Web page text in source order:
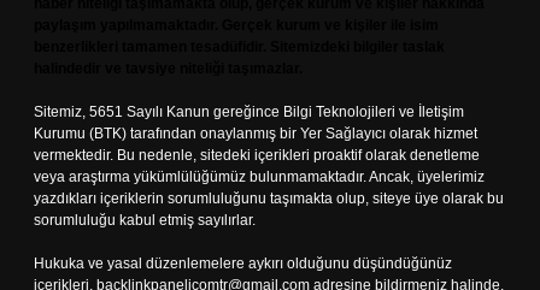
Sitemiz, 5651 Sayılı Kanun gereğince Bilgi Teknolojileri ve İletişim
Kurumu (BTK) tarafından onaylanmış bir Yer Sağlayıcı olarak hizmet
vermektedir. Bu nedenle, sitedeki içerikleri proaktif olarak denetleme
veya araştırma yükümlülüğümüz bulunmamaktadır. Ancak, üyelerimiz
yazdıkları içeriklerin sorumluluğunu taşımakta olup, siteye üye olarak bu
sorumluluğu kabul etmiş sayılırlar.
Hukuka ve yasal düzenlemelere aykırı olduğunu düşündüğünüz
içerikleri, backlinkpanelicomtr@gmail.com adresine bildirmeniz halinde,